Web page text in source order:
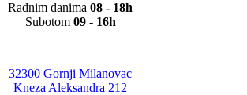
Radnim danima 08 - 18h
Subotom 09 - 16h
32300 Gornji Milanovac
Kneza Aleksandra 212